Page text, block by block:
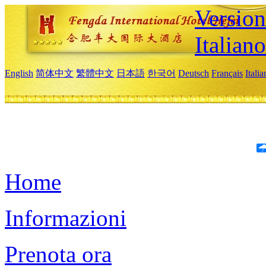
Italiano
English 简体中文 繁體中文 日本語 한국어 Deutsch Français
Home
Informazioni
Prenota ora